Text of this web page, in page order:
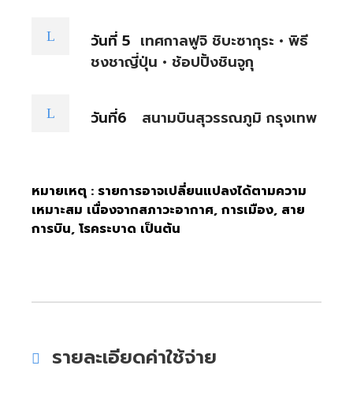
วันที่ 5 เทศกาลฟูจิ ชิบะซากุระ • พิธี
ชงชาญี่ปุ่น • ช้อปปิ้งชินจูกุ
วันที่6 สนามบินสุวรรณภูมิ กรุงเทพ
หมายเหตุ : รายการอาจเปลี่ยนแปลงได้ตามความ
เหมาะสม เนื่องจากสภาวะอากาศ, การเมือง, สาย
การบิน, โรคระบาด เป็นต้น
รายละเอียดค่าใช้จ่าย